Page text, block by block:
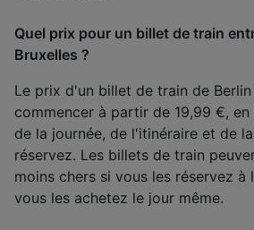
Quel prix pour un billet de train
Bruxelles ?
Le prix d'un billet de train de
commencer à partir de 19,99 €,
de la journée, de l'itinéraire et de
réservez. Les billets de train
moins chers si vous les réservez à
vous les achetez le jour même.